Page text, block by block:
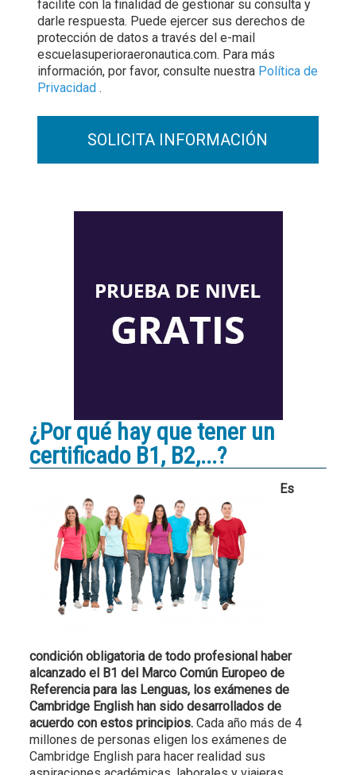
facilite con la finalidad de gestionar su consulta y
darle respuesta. Puede ejercer sus derechos de
protección de datos a través del e-mail
escuelasuperioraeronautica.com. Para más
información, por favor, consulte nuestra Política de
Privacidad .
¿Por qué hay que tener un
certificado B1, B2,...?
Es
condición obligatoria de todo profesional haber
alcanzado el B1 del Marco Común Europeo de
Referencia para las Lenguas, los exámenes de
Cambridge English han sido desarrollados de
acuerdo con estos principios. Cada año más de 4
millones de personas eligen los exámenes de
Cambridge English para hacer realidad sus